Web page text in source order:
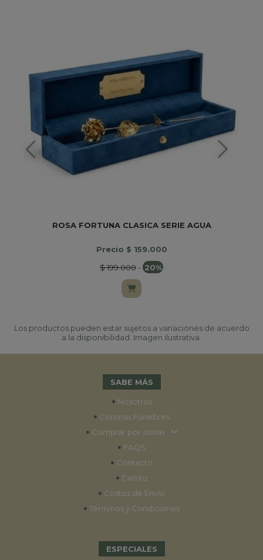
ROSA FORTUNA CLASICA SERIE AGUA
Precio $ 159.000
$ 199.000- 20%
Los productos pueden estar sujetos a variaciones de acuerdo
a la disponibilidad. Imagen ilustrativa.
SABE MÁS
• Nosotros
• Coronas Fúnebres
• Comprar por zonas
• FAQS
• Contacto
• Carrito
• Costos de Envío
• Términos y Condiciones
ESPECIALES